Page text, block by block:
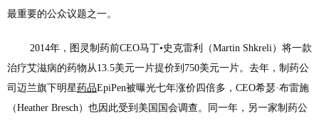
最重要的公众议题之一。
2014年，图灵制药前CEO马丁•史克雷利（Martin Shkreli）将一款
治疗艾滋病的药物从13.5美元一片提价到750美元一片。去年，制药公
司迈兰旗下明星药品EpiPen被曝光七年涨价四倍多，CEO希瑟·布雷施
（Heather Bresch）也因此受到美国国会调查。同一年，另一家制药公